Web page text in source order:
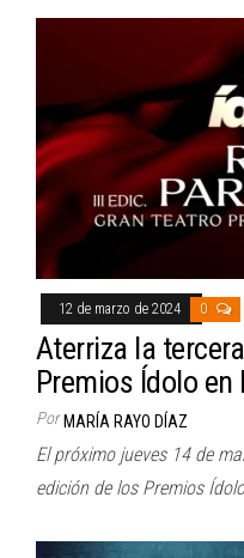
12 de marzo de 2024 0
Aterriza la
Premios Ídolo en
Por MARÍA RAYO DÍAZ
El próximo jueves 14 de
edición de los Premios